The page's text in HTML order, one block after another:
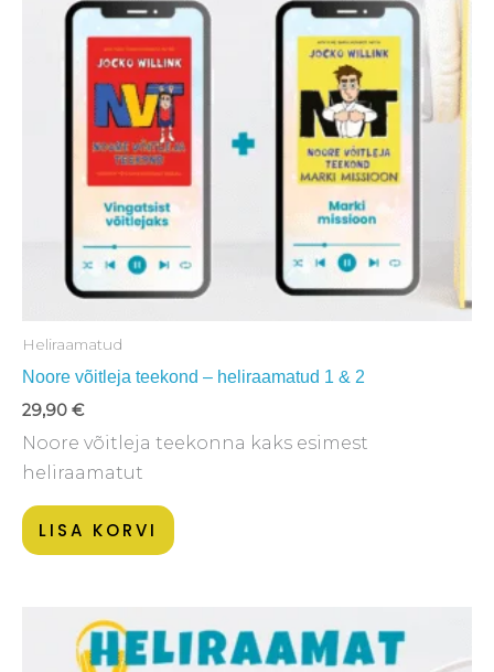
Heliraamatud
Noore võitleja teekond – heliraamatud 1 & 2
29,90 €
Noore võitleja teekonna kaks esimest
heliraamatut
LISA KORVI